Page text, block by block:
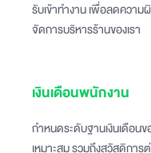
รับเข้าทำงาน เพื่อลดความ
จัดการบริหารร้านของเรา
เงินเดือนพนักงาน
กำหนดระดับฐานเงินเดือน
เหมาะสม รวมถึงสวัสดิกา